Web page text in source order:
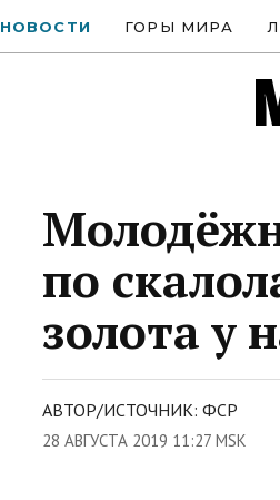
НОВОСТИ ГОРЫ МИРА
по
золота у
АВТОР/ИСТОЧНИК: ФСР
28 АВГУСТА 2019 11:27 MSK